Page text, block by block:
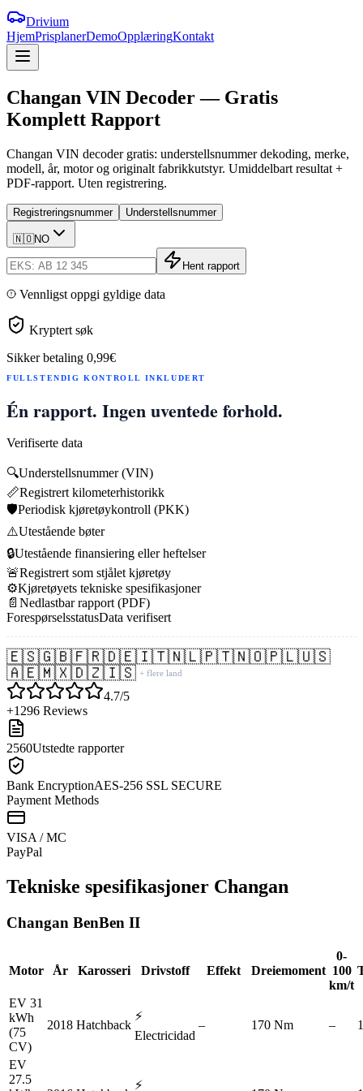
Drivium
HjemPrisplanerDemoOpplæringKontakt
Changan VIN Decoder— Gratis
Komplett Rapport
Changan VIN decoder gratis: understellsnummer dekoding, merke,
modell, år, motor og originalt fabrikkutstyr. Umiddelbart resultat +
PDF-rapport. Uten registrering.
Registreringsnummer Understellsnummer
🇳🇴NO
Hent rapport
Vennligst oppgi gyldige data
Kryptert søk
Sikker betaling 0,99€
FULLSTENDIG KONTROLL INKLUDERT
Én rapport. Ingen uventede forhold.
Verifiserte data
🔍Understellsnummer (VIN)
📏Registrert kilometerhistorikk
🛡️Periodisk kjøretøykontroll (PKK)
⚠️Utestående bøter
🔒Utestående finansiering eller heftelser
🚨Registrert som stjålet kjøretøy
⚙️Kjøretøyets tekniske spesifikasjoner
📄 Nedlastbar rapport (PDF)
ForespørselsstatusData verifisert
🇪🇸🇬🇧🇫🇷🇩🇪🇮🇹🇳🇱🇵🇹🇳🇴🇵🇱🇺🇸
🇦🇪🇲🇽🇩🇿🇮🇸 + flere land
4.7/5
+1296 Reviews
2560Utstedte rapporter
Bank EncryptionAES-256 SSL SECURE
Payment Methods
VISA / MC
PayPal
Tekniske spesifikasjoner Changan
Changan BenBen II
Motor År Karosseri Drivstoff Effekt Dreiemoment
0-
100
km/t
EV 31
kWh
(75
CV)
2018 Hatchback
⚡
Electricidad
– 170 Nm –
EV
27.5
⚡